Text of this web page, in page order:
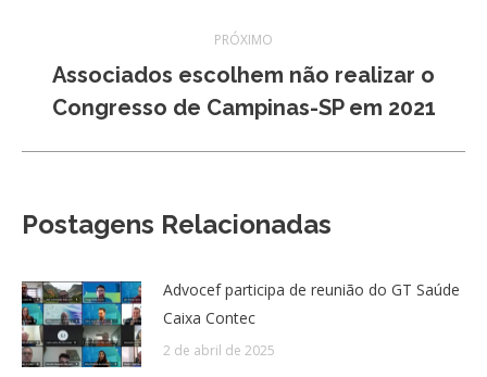
PRÓXIMO
Próximo
post:
Associados escolhem não realizar o
Congresso de Campinas-SP em 2021
Postagens Relacionadas
Advocef participa de reunião do GT Saúde
Caixa Contec
2 de abril de 2025